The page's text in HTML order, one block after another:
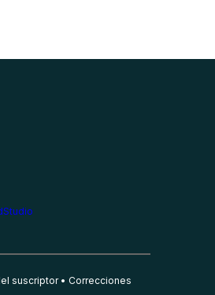
suscriptor Correcciones